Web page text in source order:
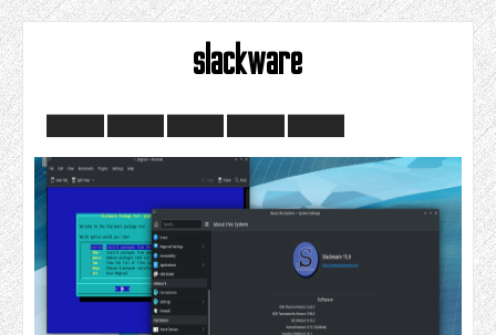
slackware